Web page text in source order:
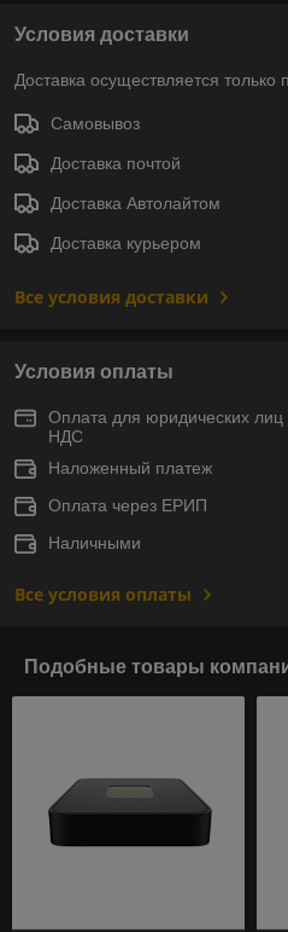
Условия доставки
Доставка осуществляется только
Самовывоз
Доставка почтой
Доставка Автолайтом
Доставка курьером
Все условия доставки
Условия оплаты
Оплата для юридических лиц
НДС
Наложенный платеж
Оплата через ЕРИП
Наличными
Все условия оплаты
Подобные товары